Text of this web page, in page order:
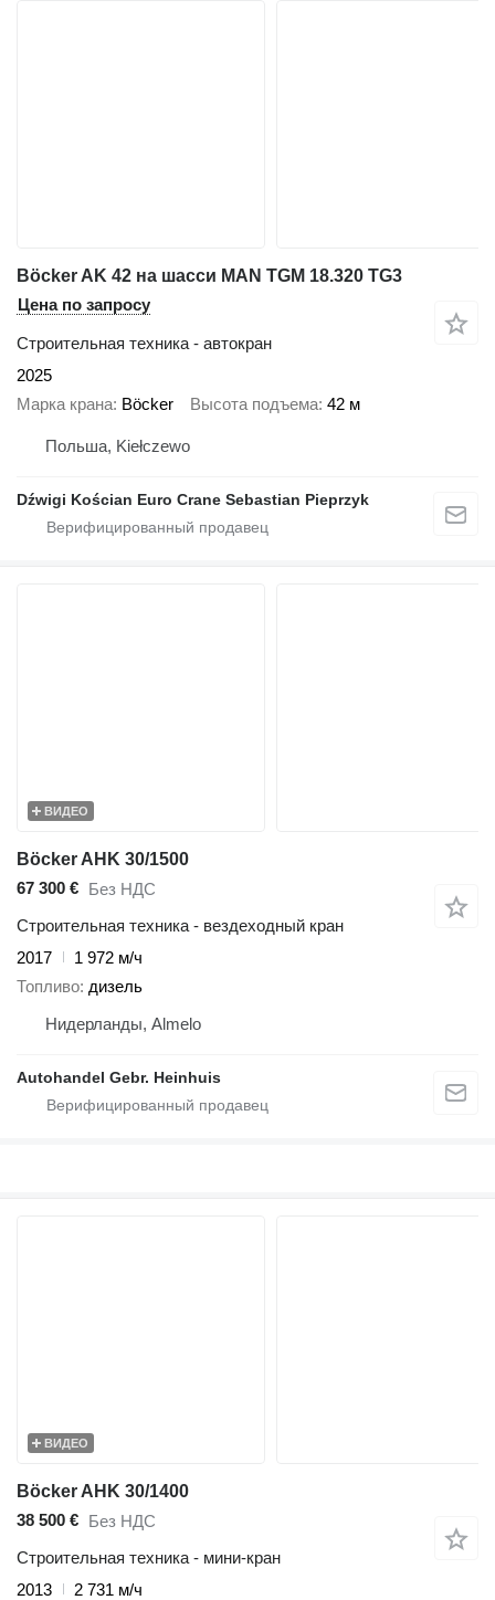
Böcker AK 42 на шасси MAN TGM 18.320 TG3
Цена по запросу
Строительная техника - автокран
2025
Марка крана Böcker Высота подъема 42 м
Польша, Kiełczewo
Dźwigi Kościan Euro Crane Sebastian Pieprzyk
ВИДЕО
Böcker AHK 30/1500
67 300 € Без НДС
Строительная техника - вездеходный кран
2017
1 972 м/ч
Топливо дизель
Нидерланды, Almelo
Autohandel Gebr. Heinhuis
ВИДЕО
Böcker AHK 30/1400
38 500 € Без НДС
Строительная техника - мини-кран
2013
2 731 м/ч